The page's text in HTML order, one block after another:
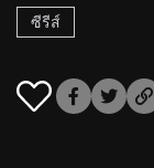
ซีรีส์